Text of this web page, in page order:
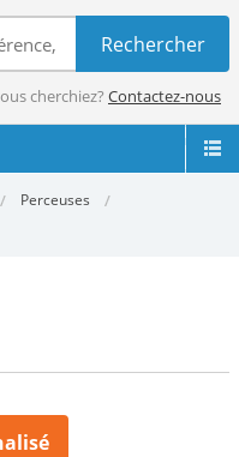
cherchiez? Contactez-nous
Perceuses